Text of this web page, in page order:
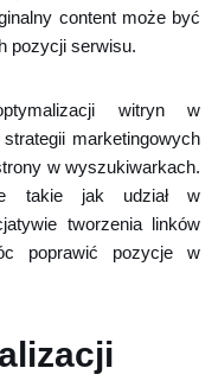
content może być
pozycji serwisu.
witryn w
marketingowych
w wyszukiwarkach.
takie jak udział w
tworzenia linków
poprawić pozycje w